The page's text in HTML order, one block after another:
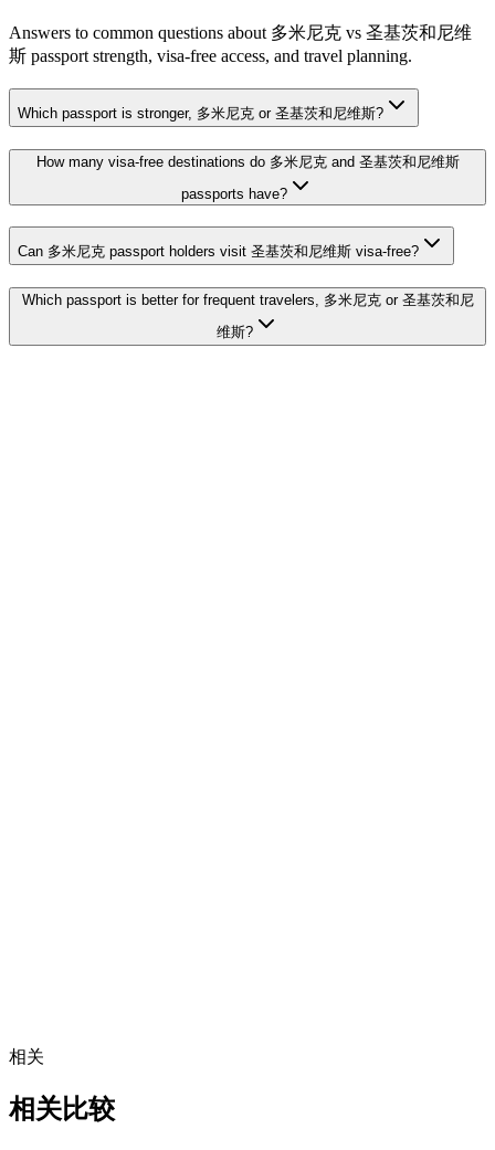
Answers to common questions about 多米尼克 vs 圣基茨和尼维
斯 passport strength, visa-free access, and travel planning.
Which passport is stronger, 多米尼克 or 圣基茨和尼维斯?
How many visa-free destinations do 多米尼克 and 圣基茨和尼维斯
passports have?
Can 多米尼克 passport holders visit 圣基茨和尼维斯 visa-free?
Which passport is better for frequent travelers, 多米尼克 or 圣基茨和尼
维斯?
相关
相关比较